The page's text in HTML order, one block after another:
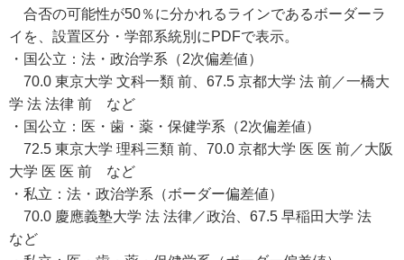
合否の可能性が50％に分かれるラインであるボーダーラ
イを、設置区分・学部系統別にPDFで表示。
・国公立：法・政治学系（2次偏差値）
70.0 東京大学 文科一類 前、67.5 京都大学 法 前／一橋大
学 法 法律 前 など
・国公立：医・歯・薬・保健学系（2次偏差値）
72.5 東京大学 理科三類 前、70.0 京都大学 医 医 前／大阪
大学 医 医 前 など
・私立：法・政治学系（ボーダー偏差値）
70.0 慶應義塾大学 法 法律／政治、67.5 早稲田大学 法
など